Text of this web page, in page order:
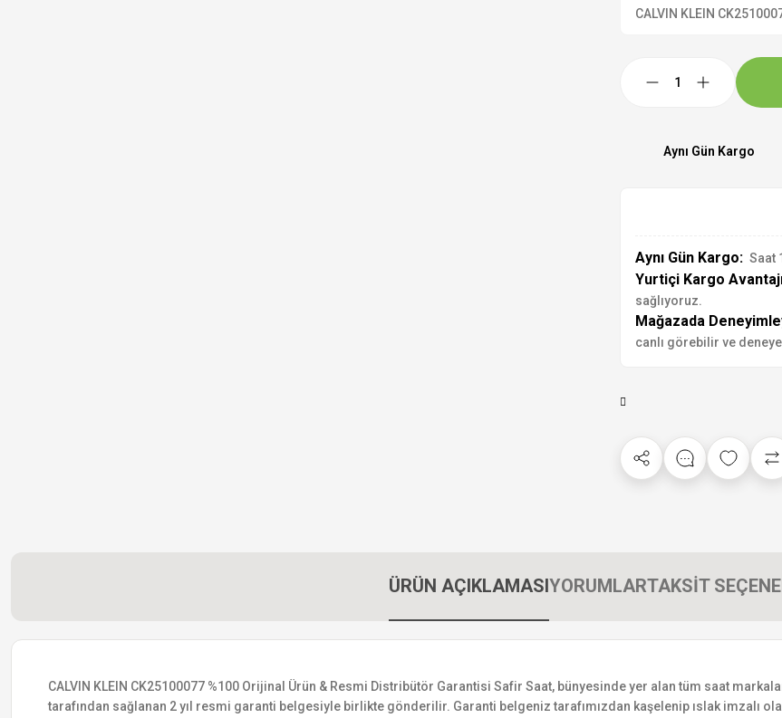
CALVIN KLEIN
Aynı Gün Kargo
Aynı Gün Kargo: Saat
Yurtiçi Kargo
sağlıyoruz.
Mağazada
canlı görebilir ve
ÜRÜN AÇIKLAMASIYORUMLARTAKSİT
CALVIN KLEIN CK25100077 %100 Orijinal Ürün & Resmi Distribütör Garantisi Safir Saat, bünyesinde yer alan tüm saat
tarafından sağlanan 2 yıl resmi garanti belgesiyle birlikte gönderilir. Garanti belgeniz tarafımızdan kaşelenip ıslak imzalı